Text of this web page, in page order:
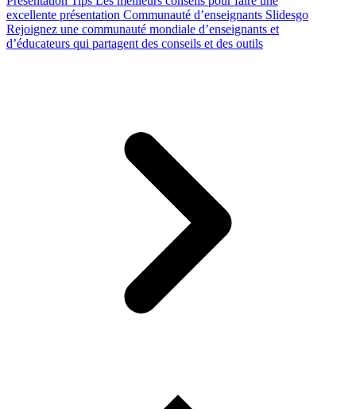
excellente présentation Communauté d’enseignants Slidesgo
Rejoignez une communauté mondiale d’enseignants et
d’éducateurs qui partagent des conseils et des outils